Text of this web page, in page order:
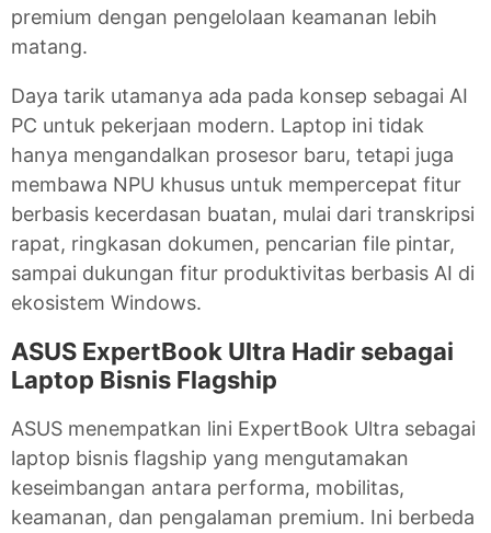
premium dengan pengelolaan keamanan lebih
matang.
Daya tarik utamanya ada pada konsep sebagai AI
PC untuk pekerjaan modern. Laptop ini tidak
hanya mengandalkan prosesor baru, tetapi juga
membawa NPU khusus untuk mempercepat fitur
berbasis kecerdasan buatan, mulai dari transkripsi
rapat, ringkasan dokumen, pencarian file pintar,
sampai dukungan fitur produktivitas berbasis AI di
ekosistem Windows.
ASUS ExpertBook Ultra Hadir sebagai
Laptop Bisnis Flagship
ASUS menempatkan lini ExpertBook Ultra sebagai
laptop bisnis flagship yang mengutamakan
keseimbangan antara performa, mobilitas,
keamanan, dan pengalaman premium. Ini berbeda